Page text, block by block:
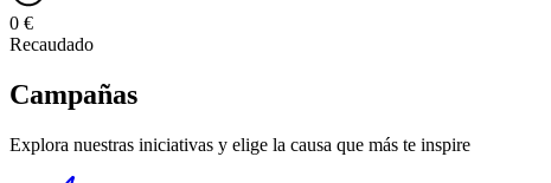
0 €
Recaudado
Campañas
Explora nuestras iniciativas y elige la causa que más te inspire